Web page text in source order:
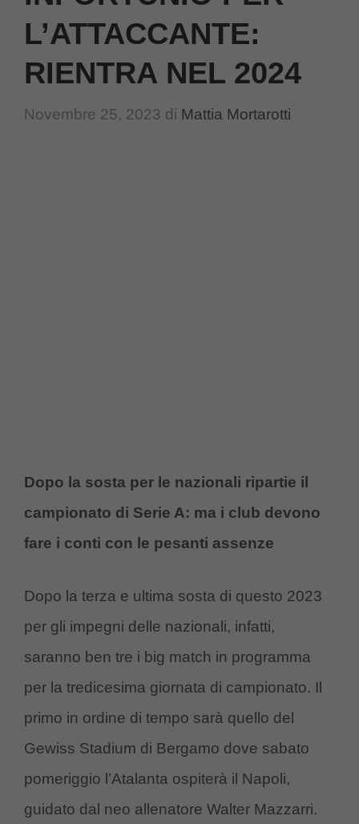
L’ATTACCANTE:
RIENTRA NEL 2024
Novembre 25, 2023 di Mattia Mortarotti
Dopo la sosta per le nazionali ripartie il
campionato di Serie A: ma i club devono
fare i conti con le pesanti assenze
Dopo la terza e ultima sosta di questo 2023
per gli impegni delle nazionali, infatti,
saranno ben tre i big match in programma
per la tredicesima giornata di campionato. Il
primo in ordine di tempo sarà quello del
Gewiss Stadium di Bergamo dove sabato
pomeriggio l’Atalanta ospiterà il Napoli,
guidato dal neo allenatore Walter Mazzarri.